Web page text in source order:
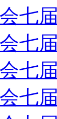
七
七
七
七